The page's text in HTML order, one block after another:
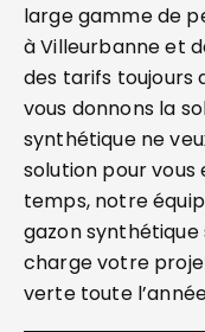
large gamme de
à Villeurbanne et
des tarifs toujours
vous donnons la
synthétique ne
solution pour
temps, notre
gazon
charge votre
verte toute